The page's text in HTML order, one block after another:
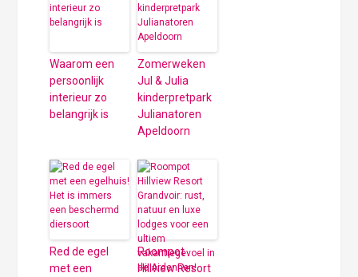
Waarom een
persoonlijk
interieur zo
belangrijk is
Zomerweken
Jul & Julia
kinderpretpark
Julianatoren
Apeldoorn
Red de egel
met een
Roompot
Hillview Resort